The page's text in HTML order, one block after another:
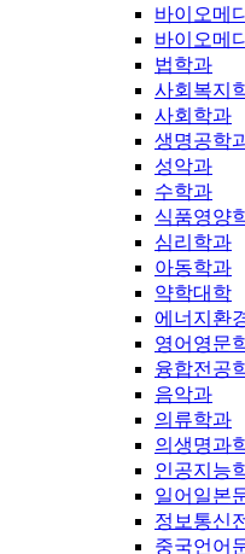
바이오메
바이오메
법학과
사회복지
사회학과
생명공학
성악과
수학과
식품영양
심리학과
아동학과
약학대학
에너지환
영어영문
융합전공
음악과
의류학과
의생명과
인공지능
일어일본
정보통신
중국언어